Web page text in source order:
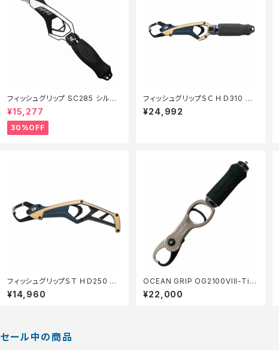
フィッシュグリップ SC285 シルバ
ー【特価装備】【30】
¥15,277
30%OFF
フィッシュグリップＳＣ ＨＤ310 デ
ィープブルー
¥24,992
フィッシュグリップＳＴ ＨＤ250 デ
ィープブルー
¥14,960
OCEAN GRIP OG2100VIII-Ti(2
4) チタン
¥22,000
セール中の商品